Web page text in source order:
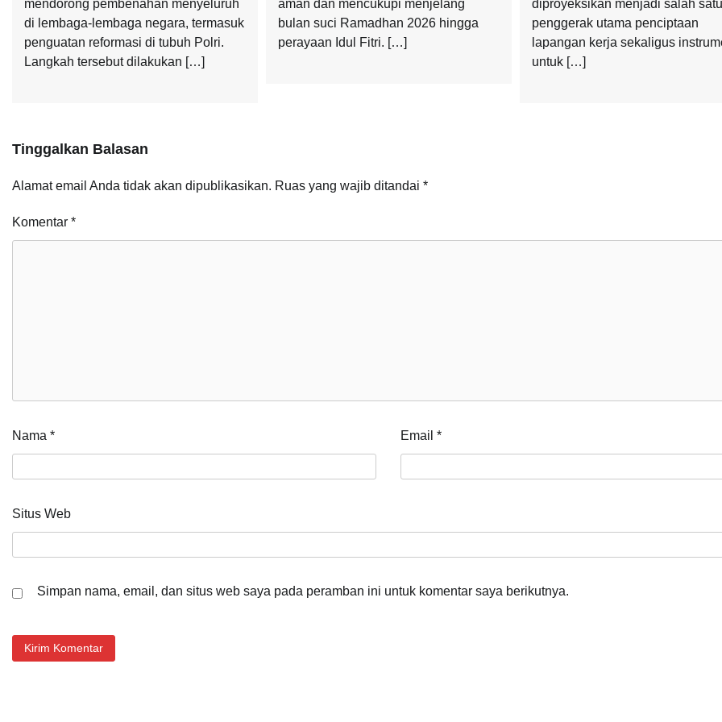
mendorong pembenahan menyeluruh
di lembaga-lembaga negara, termasuk
penguatan reformasi di tubuh Polri.
Langkah tersebut dilakukan […]
aman dan mencukupi menjelang
bulan suci Ramadhan 2026 hingga
perayaan Idul Fitri. […]
diproyeksikan menjadi salah satu
penggerak utama penciptaan
lapangan kerja sekaligus
untuk […]
Tinggalkan Balasan
Alamat email Anda tidak akan dipublikasikan. Ruas yang wajib ditandai *
Komentar *
Nama * Email*
Situs Web
Simpan nama, email, dan situs web saya pada peramban ini untuk komentar saya berikutnya.